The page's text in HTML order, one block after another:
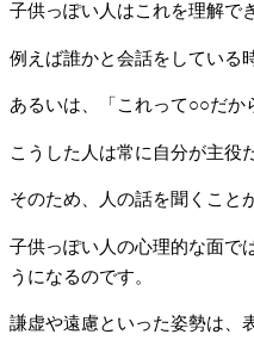
子供っぽい人はこれを理解で
例えば誰かと会話をしている
あるいは、「これって○○だか
こうした人は常に自分が主役
そのため、人の話を聞くこと
子供っぽい人の心理的な面で
うになるのです。
謙虚や遠慮といった姿勢は、